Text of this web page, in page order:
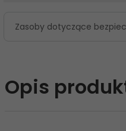
Zasoby dotyczące
Opis